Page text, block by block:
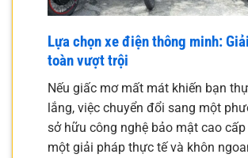
Lựa chọn xe điện thông minh:
toàn vượt trội
Nếu giấc mơ mất mát khiến bạn
lắng, việc chuyển đổi sang một
sở hữu công nghệ bảo mật cao
một giải pháp thực tế và khôn